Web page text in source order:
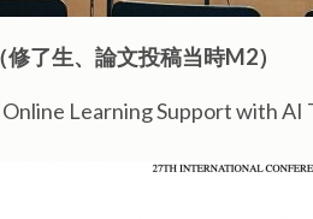
了生、論文投稿当時M2）
Learning Support with AI